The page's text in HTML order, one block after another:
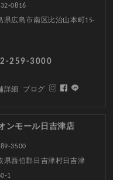
0816
県広島市南区比治山本町15-
259-3000
詳細 ブログ
ンモール日吉津店
3500
県西伯郡日吉津村日吉津
1